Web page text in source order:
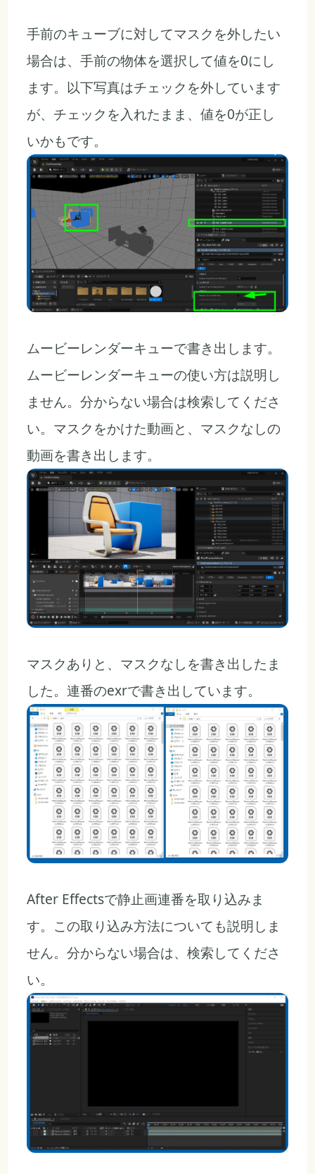
手前のキューブに対してマスクを外したい
場合は、手前の物体を選択して値を0にし
ます。以下写真はチェックを外しています
が、チェックを入れたまま、値を0が正し
いかもです。
ムービーレンダーキューで書き出します。
ムービーレンダーキューの使い方は説明し
ません。分からない場合は検索してくださ
い。マスクをかけた動画と、マスクなしの
動画を書き出します。
マスクありと、マスクなしを書き出したま
した。連番のexrで書き出しています。
After Effectsで静止画連番を取り込みま
す。この取り込み方法についても説明しま
せん。分からない場合は、検索してくださ
い。